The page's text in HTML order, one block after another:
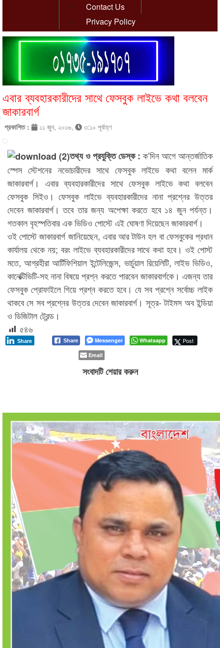
Contact Us
Privacy Policy
এবার ব্যবহারকারীদের সাথে ফেসবুক লাইভে কথা বলবেন
জাকারবার্গ
প্রকাশিত : ১১ জুন, ২০১৬, ৩:১০ পূর্বাহ্ণ
তথ্য ও প্রযুক্তি ডেস্ক : ক’দিন আগে আন্তর্জাতিক
স্পেস স্টেশনের নভোচারীদের সাথে ফেসবুক লাইভে কথা বলেন মার্ক
জাকারবার্গ। এবার ব্যবহারকারীদের সাথে ফেসবুক লাইভে কথা বলবেন
ফেসবুক সিইও। ফেসবুক লাইভে ব্যবহারকারীদের নানা প্রশ্নের উত্তর
দেবেন জাকারবার্গ। তবে তার জন্য অপেক্ষা করতে হবে ১৪ জুন পর্যন্ত।
গতকাল বৃহস্পতিবার এক ভিডিও পোস্টে এই ঘোষণা দিয়েছেন জাকারবার্গ।
ওই পোস্টে জাকারবার্গ জানিয়েছেন, এবার আর টাউন হল বা ফেসবুকের প্রধান
কার্যালয় থেকে নয়; বরং লাইভে ব্যবহারকারীদের সাথে কথা হবে। ওই পোস্ট
মতে, আগ্রহীরা আর্টিফিশিয়াল ইন্টেলিজেন্স, ভার্চুয়াল রিয়েলিটি, লাইভ ভিডিও,
কানেক্টিভিটি-সহ নানা বিষয়ে প্রশ্ন করতে পারবেন জাকারবার্গকে। এজন্য তার
ফেসবুক প্রোফাইলে গিয়ে প্রশ্ন করতে হবে। যে সব প্রশ্নে সর্বোচ্চ লাইক
থাকবে সে সব প্রশ্নের উত্তর দেবেন জাকারবার্গ। সূত্র- টাইমস অব ইন্ডিয়া
ও ডিজিটাল ট্রেন্ড।
৫৪৬
Share Messenger Whatsapp Post
Share
Email
সংবাদটি শেয়ার করুন